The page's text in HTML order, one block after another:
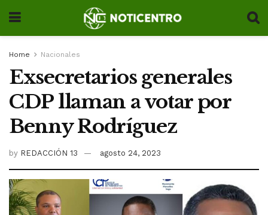
Home Nacionales
Exsecretarios generales
CDP llaman a votar por
Benny Rodríguez
by REDACCIÓN 13 agosto 24, 2023